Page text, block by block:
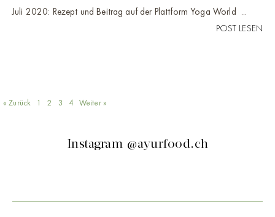
Juli 2020: Rezept und Beitrag auf der Plattform Yoga World ...
POST LESEN
« Zurück 1 2 3 4 Weiter »
Instagram @ayurfood.ch